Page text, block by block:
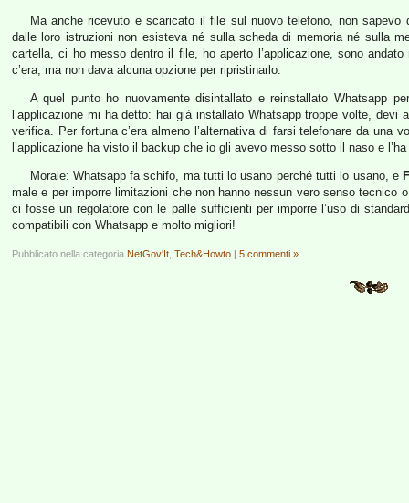
Ma anche ricevuto e scaricato il file sul nuovo telefono, non
dalle loro istruzioni non esisteva né sulla scheda di memoria né sulla
cartella, ci ho messo dentro il file, ho aperto l’applicazione, sono
c’era, ma non dava alcuna opzione per ripristinarlo.
A quel punto ho nuovamente disintallato e reinstallato Whatsapp
l’applicazione mi ha detto: hai già installato Whatsapp troppe volte,
verifica. Per fortuna c’era almeno l’alternativa di farsi telefonare da una
l’applicazione ha visto il backup che io gli avevo messo sotto il naso e
Morale: Whatsapp fa schifo, ma tutti lo usano perché tutti lo usano, e
male e per imporre limitazioni che non hanno nessun vero senso
ci fosse un regolatore con le palle sufficienti per imporre l’uso di
compatibili con Whatsapp e molto migliori!
Pubblicato nella categoria NetGov'It Tech&Howto | 5 commenti »